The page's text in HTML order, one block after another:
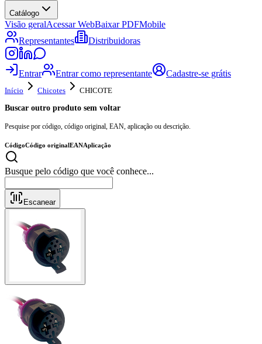
Catálogo
Visão geralAcessar WebBaixar PDFMobile
Representantes
Distribuidoras
Entrar Entrar como representante Cadastre-se grátis
Início Chicotes
CHICOTE
Buscar outro produto sem voltar
Pesquise por código, código original, EAN, aplicação ou descrição.
CódigoCódigo originalEANAplicação
Busque pelo código que você conhece..
Escanear